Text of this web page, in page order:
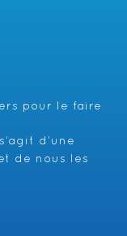
pour le faire
d’une
de nous les